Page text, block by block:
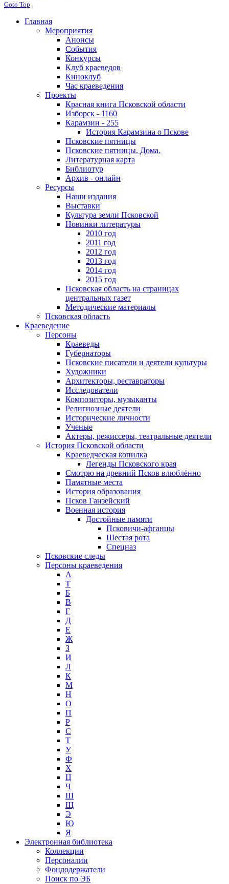
Goto Top
Главная
Мероприятия
Анонсы
События
Конкурсы
Клуб краеведов
Киноклуб
Час краеведения
Проекты
Красная книга Псковской области
Изборск - 1160
Карамзин - 255
История Карамзина о Пскове
Псковские пятницы
Псковские пятницы. Дома.
Литературная карта
Библиотур
Архив - онлайн
Ресурсы
Наши издания
Выставки
Культура земли Псковской
Новинки литературы
2010 год
2011 год
2012 год
2013 год
2014 год
2015 год
Псковская область на страницах
центральных газет
Методические материалы
Псковская область
Краеведение
Персоны
Краеведы
Губернаторы
Псковские писатели и деятели культуры
Художники
Архитекторы, реставраторы
Исследователи
Композиторы, музыканты
Религиозные деятели
Исторические личности
Ученые
Актеры, режиссеры, театральные деятели
История Псковской области
Краеведческая копилка
Легенды Псковского края
Смотрю на древний Псков влюблённо
Памятные места
История образования
Псков Ганзейский
Военная история
Достойные памяти
Псковичи-афганцы
Шестая рота
Спецназ
Псковские следы
Персоны краеведения
А
T
Б
В
Г
Д
Е
Ж
З
И
Л
К
М
Н
О
П
Р
С
Т
У
Ф
Х
Ц
Ч
Ш
Щ
Э
Ю
Я
Электронная библиотека
Коллекции
Персоналии
Фондодержатели
Поиск по ЭБ